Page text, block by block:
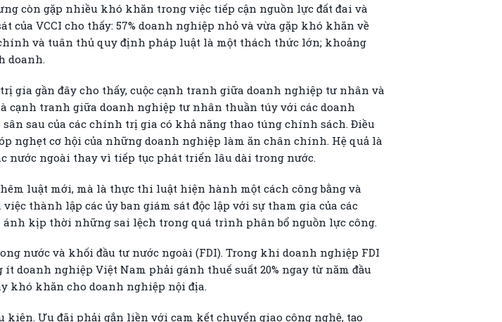
còn gặp nhiều khó khăn trong việc tiếp cận nguồn lực đất đai và
của VCCI cho thấy: 57% doanh nghiệp nhỏ và vừa gặp khó khăn về
và tuân thủ quy định pháp luật là một thách thức lớn; khoảng
doanh.
gia gần đây cho thấy, cuộc cạnh tranh giữa doanh nghiệp tư nhân và
tranh giữa doanh nghiệp tư nhân thuần túy với các doanh
sau của các chính trị gia có khả năng thao túng chính sách. Điều
nghẹt cơ hội của những doanh nghiệp làm ăn chân chính. Hệ quả là
nước ngoài thay vì tiếp tục phát triển lâu dài trong nước.
luật mới, mà là thực thi luật hiện hành một cách công bằng và
thành lập các ủy ban giám sát độc lập với sự tham gia của các
kịp thời những sai lệch trong quá trình phân bổ nguồn lực công.
nước và khối đầu tư nước ngoài (FDI). Trong khi doanh nghiệp FDI
doanh nghiệp Việt Nam phải gánh thuế suất 20% ngay từ năm đầu
khó khăn cho doanh nghiệp nội địa.
kiện. Ưu đãi phải gắn liền với cam kết chuyển giao công nghệ, tạo